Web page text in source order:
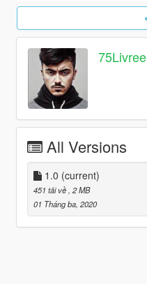
75Livree
All Versions
1.0 (current)
451 tải về , 2 MB
01 Tháng ba, 2020